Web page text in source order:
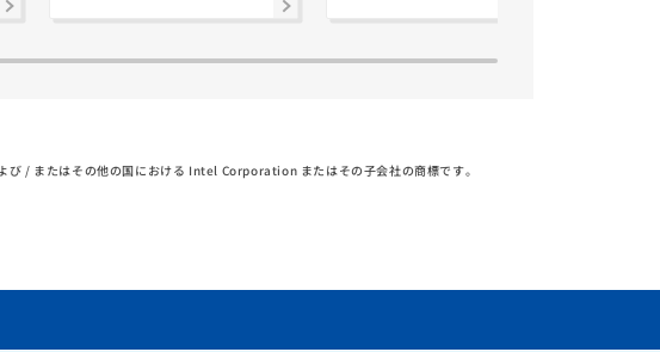
またはその他の国における Intel Corporation またはその子会社の商標です。